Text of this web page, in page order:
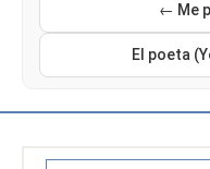
← Me
El poeta